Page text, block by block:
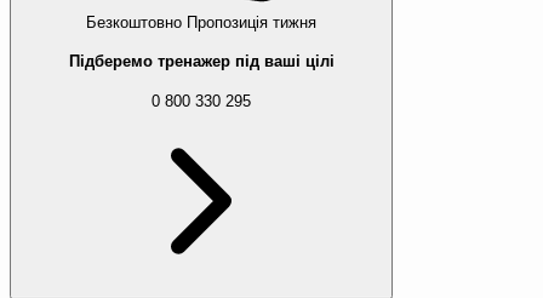
Безкоштовно Пропозиція тижня
Підберемо тренажер під ваші цілі
0 800 330 295